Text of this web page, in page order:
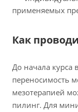
применяемых
Как
До начала курса
переносимость
мезотерапией
пилинг. Для